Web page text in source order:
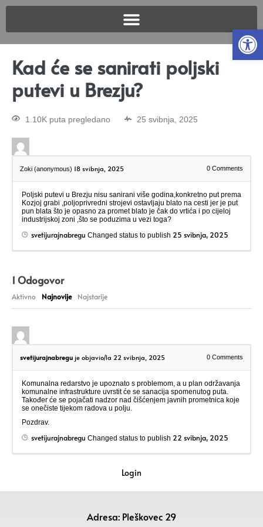
Kad će se sanirati poljski
putevi u Brezju?
1.10K puta pregledano 25 svibnja, 2025
Zoki (anonymous) 18 svibnja, 2025 0 Comments
Poljski putevi u Brezju nisu sanirani više godina,konkretno put prema
Kozjoj grabi ,poljoprivredni strojevi ostavljaju blato na cesti jer je put
pun blata što je opasno za promet blato je čak do vrtića i po cijeloj
industrijskoj zoni ,što se poduzima u vezi toga?
svetijurajnabregu Changed status to publish 25 svibnja, 2025
1 Odogovor
Aktivno Najnovije Najstarije
svetijurajnabregu je objavio/la 22 svibnja, 2025 0 Comments
Komunalna redarstvo je upoznato s problemom, a u plan održavanja
komunalne infrastrukture uvrstit će se sanacija spomenutog puta.
Također će se pojačati nadzor nad čišćenjem javnih prometnica koje
se onečiste tijekom radova u polju.
Pozdrav.
svetijurajnabregu Changed status to publish 22 svibnja, 2025
Login
Adresa: Pleškovec 29